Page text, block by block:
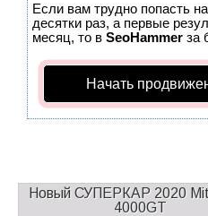
Если вам трудно попасть
десятки раз, а первые
месяц, то в SeoHammer за
Начать
СНовый СУПЕРКАР 2020
4000GT